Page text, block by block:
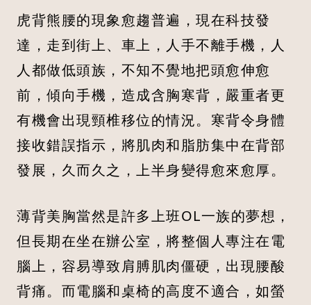
虎背熊腰的現象愈趨普遍，現在科技發
達，走到街上、車上，人手不離手機，人
人都做低頭族，不知不覺地把頭愈伸愈
前，傾向手機，造成含胸寒背，嚴重者更
有機會出現頸椎移位的情況。寒背令身體
接收錯誤指示，將肌肉和脂肪集中在背部
發展，久而久之，上半身變得愈來愈厚。
薄背美胸當然是許多上班OL一族的夢想，
但長期在坐在辦公室，將整個人專注在電
腦上，容易導致肩膊肌肉僵硬，出現腰酸
背痛。而電腦和桌椅的高度不適合，如螢